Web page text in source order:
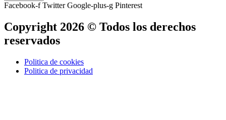
Facebook-f Twitter Google-plus-g Pinterest
Copyright 2026 © Todos los derechos
reservados
Politica de cookies
Politica de privacidad